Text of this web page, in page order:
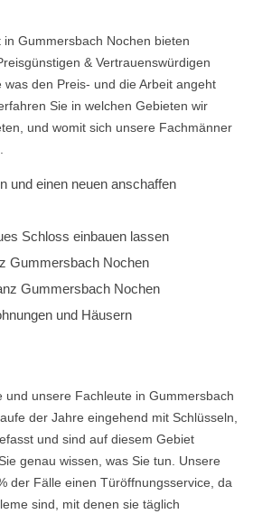
Gummersbach Nochen bieten
& Vertrauenswürdigen
was den Preis- und die Arbeit angeht
Sie in welchen Gebieten wir
und womit sich unsere Fachmänner
und einen neuen anschaffen
Schloss einbauen lassen
Gummersbach Nochen
Gummersbach Nochen
und Häusern
und unsere Fachleute in Gummersbach
der Jahre eingehend mit Schlüsseln,
und sind auf diesem Gebiet
genau wissen, was Sie tun. Unsere
der Fälle einen Türöffnungsservice, da
sind, mit denen sie täglich